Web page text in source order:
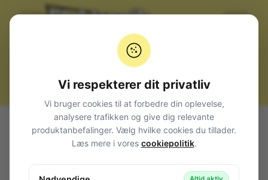
Alle produkter Højttalere + tilbehør
Delefiltre
Subwoofer delefilter 100/200W 8R
Vi respekterer dit privatliv
Vi bruger cookies til at forbedre din oplevelse,
analysere trafikken og give dig relevante
produktanbefalinger. Vælg hvilke cookies du tillader.
Læs mere i vores cookiepolitik.